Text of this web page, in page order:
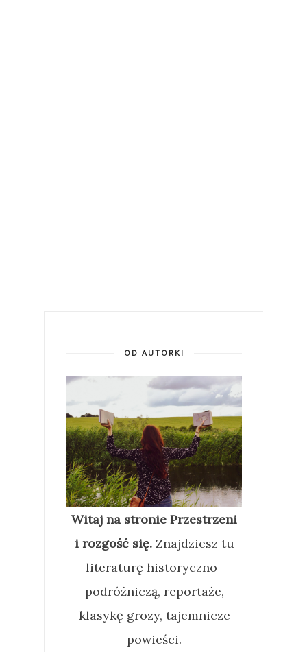
OD AUTORKI
Witaj na stronie Przestrzeni
i rozgość się. Znajdziesz tu
literaturę historyczno-
podróżniczą, reportaże,
klasykę grozy, tajemnicze
powieści.